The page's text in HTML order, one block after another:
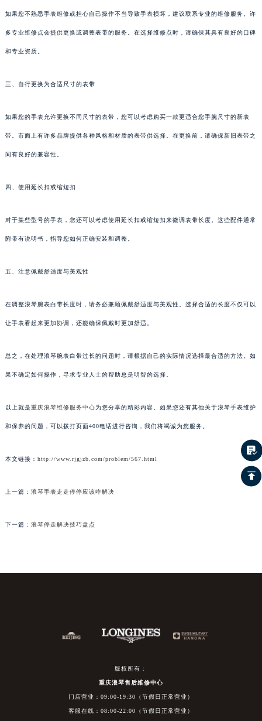
如果您不熟悉手表维修或担心自己操作不当导致手表损坏，建议联系专业的维修服务。许
多专业维修点会提供更换或调整表带的服务。在选择维修点时，请确保其具有良好的口碑
和专业资质。
三、自行更换为合适尺寸的表带
如果您的手表允许更换不同尺寸的表带，您可以考虑购买一款更适合您手腕尺寸的新表
带。市面上有许多品牌提供各种风格和材质的表带供选择。在更换前，请确保新旧表带之
间有良好的兼容性。
四、使用延长扣或缩短扣
对于某些型号的手表，您还可以考虑使用延长扣或缩短扣来微调表带长度。这些配件通常
附带有说明书，指导您如何正确安装和调整。
五、注意佩戴舒适度与美观性
在调整浪琴腕表白带长度时，请务必兼顾佩戴舒适度与美观性。选择合适的长度不仅可以
让手表看起来更加协调，还能确保佩戴时更加舒适。
总之，在处理浪琴腕表白带过长的问题时，请根据自己的实际情况选择最合适的方法。如
果不确定如何操作，寻求专业人士的帮助总是明智的选择。
以上就是重庆浪琴维修服务中心为您分享的精彩内容。如果您还有其他关于浪琴手表维护
和保养的问题，可以拨打页面400电话进行咨询，我们将竭诚为您服务。
本文链接： http://www.rjgjzb.com/problem/567.html
上一篇： 浪琴手表走走停停应该咋解决
下一篇： 浪琴停走解决技巧盘点
版权所有：
重庆浪琴售后维修中心
门店营业：09:00-19:30（节假日正常营业）
客服在线：08:00-22:00（节假日正常营业）